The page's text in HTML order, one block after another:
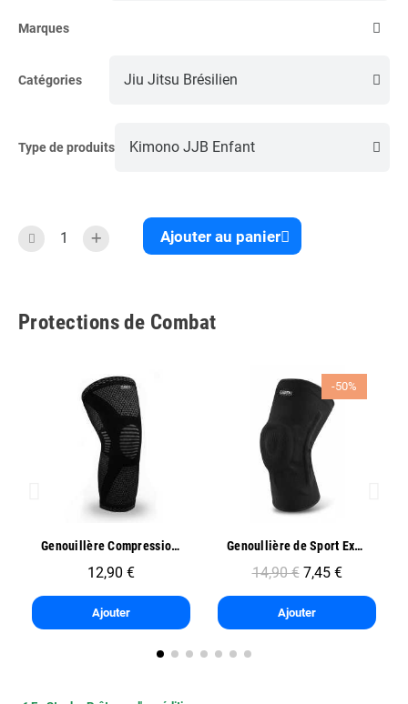
Marques
Catégories
Type de produits
Ajouter au panier
Protections de Combat
Aperçu rapide Genouillère Compression Sport - Oben
12,90 €
Ajouter
Aperçu rapide
-50%
Genoullière de Sport Exo One - Oben
14,90 € 7,45 €
Ajouter